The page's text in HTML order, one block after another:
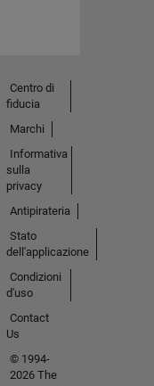
Centro di
fiducia
Marchi
Informativa
sulla
privacy
Antipirateria
Stato
dell'applicazione
Condizioni
d'uso
Contact
Us
© 1994-
2026 The